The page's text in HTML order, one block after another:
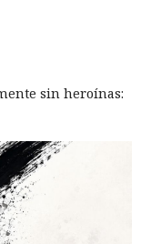
sin heroínas: